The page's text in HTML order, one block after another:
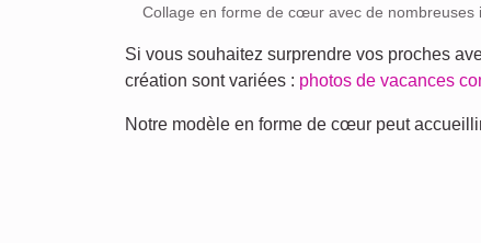
Collage en forme de cœur avec de nombreuses
Si vous souhaitez surprendre vos proches
création sont variées : photos de vacances
Notre modèle en forme de cœur peut